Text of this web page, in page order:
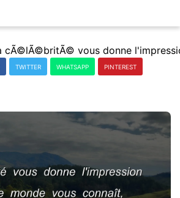
TWITTER WHATSAPP PINTEREST